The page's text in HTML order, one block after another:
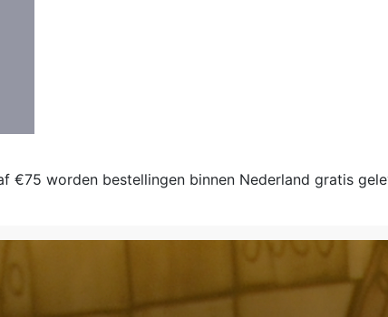
€75 worden bestellingen binnen Nederland gratis